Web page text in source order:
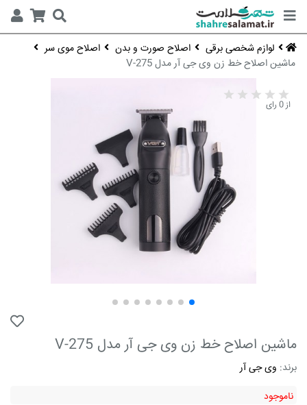
لوازم شخصی برقی اصلاح صورت و بدن
اصلاح موی سر
ماشین اصلاح خط زن وی جی آر مدل V-275
از 0 رای
ماشین اصلاح خط زن وی جی آر مدل V-275
برند: وی جی آر
ناموجود